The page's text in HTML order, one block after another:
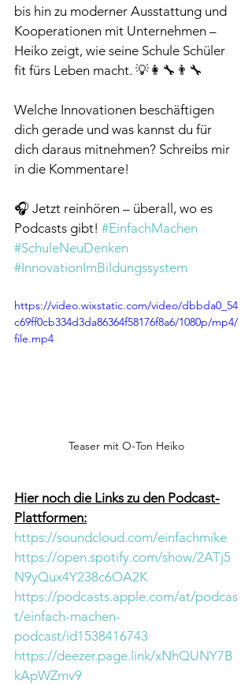
bis hin zu moderner Ausstattung und
Kooperationen mit Unternehmen –
Heiko zeigt, wie seine Schule Schüler
fit fürs Leben macht. 💡👩‍🔧👨‍🔧
Welche Innovationen beschäftigen
dich gerade und was kannst du für
dich daraus mitnehmen? Schreibs mir
in die Kommentare!
🎧 Jetzt reinhören – überall, wo es
Podcasts gibt! #EinfachMachen
#SchuleNeuDenken
#InnovationImBildungssystem
https://video.wixstatic.com/video/dbbda0_54
c69ff0cb334d3da86364f58176f8a6/1080p/mp4/
file.mp4
Teaser mit O-Ton Heiko
Hier noch die Links zu den Podcast-
Plattformen:
https://soundcloud.com/einfachmike
https://open.spotify.com/show/2ATj5
N9yQux4Y238c6OA2K
https://podcasts.apple.com/at/podcas
t/einfach-machen-
podcast/id1538416743
https://deezer.page.link/xNhQUNY7B
kApWZmv9